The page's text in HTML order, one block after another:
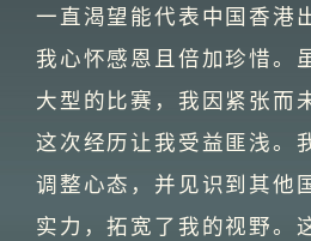
一直渴望能代表中国香港
我心怀感恩且倍加珍惜。
大型的比赛，我因紧张而
这次经历让我受益匪浅。
调整心态，并见识到其他
实力，拓宽了我的视野。